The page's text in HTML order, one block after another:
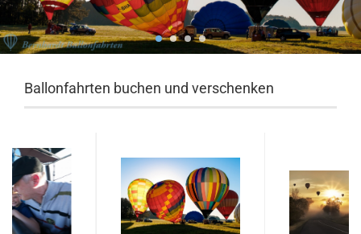
Ballonfahrten buchen und verschenken